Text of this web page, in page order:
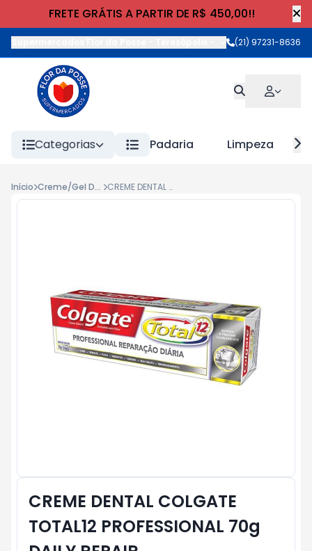
FRETE GRÁTIS A PARTIR DE R$ 450,00!!
Rua Wilhelm
(21) 97231-8636
Categorias Padaria Limpeza
Início Creme/Gel Dental CREME DENTAL COLGATE TOTAL12 PROFESSIONAL 70g DAILY REPAIR
CREME DENTAL COLGATE
TOTAL12 PROFESSIONAL 70g